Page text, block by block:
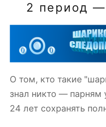
2 период
О том, кто такие
знал никто — парням
24 лет сохранять